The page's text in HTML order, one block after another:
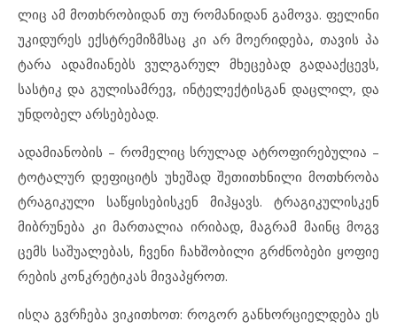
ლიც ამ მოთხრობიდან თუ რომანიდან გამოვა. ფელინი
უკიდურეს ექსტრემიზმსაც კი არ მოერიდება, თავის პა
ტარა ადამიანებს ვულგარულ მხეცებად გადააქცევს,
სასტიკ და გულისამრევ, ინტელექტისგან დაცლილ, და
უნდობელ არსებებად.
ადამიანობის – რომელიც სრულად ატროფირებულია –
ტოტალურ დეფიციტს უხეშად შეთითხნილი მოთხრობა
ტრაგიკული საწყისებისკენ მიჰყავს. ტრაგიკულისკენ
მიბრუნება კი მართალია ირიბად, მაგრამ მაინც მოგვ
ცემს საშუალებას, ჩვენი ჩახშობილი გრძნობები ყოფიე
რების კონკრეტიკას მივაპყროთ.
ისღა გვრჩება ვიკითხოთ: როგორ განხორციელდება ეს